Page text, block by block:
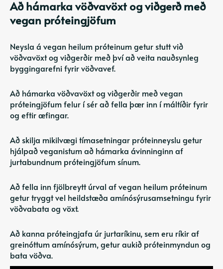
Að hámarka vöðvavöxt og viðgerð með
vegan próteingjöfum
Neysla á vegan heilum próteinum getur stutt við
vöðvavöxt og viðgerðir með því að veita nauðsynleg
byggingarefni fyrir vöðvavef.
Að hámarka vöðvavöxt og viðgerðir með vegan
próteingjöfum felur í sér að fella þær inn í máltíðir fyrir
og eftir æfingar.
Að skilja mikilvægi tímasetningar próteinneyslu getur
hjálpað veganistum að hámarka ávinninginn af
jurtabundnum próteingjöfum sínum.
Að fella inn fjölbreytt úrval af vegan heilum próteinum
getur tryggt vel heildstæða amínósýrusamsetningu fyrir
vöðvabata og vöxt.
Að kanna próteingjafa úr jurtaríkinu, sem eru ríkir af
greinóttum amínósýrum, getur aukið próteinmyndun og
bata vöðva.